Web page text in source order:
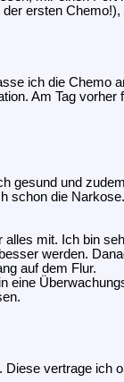
ersten
ich die
Am Tag
gesund und
die
mit. Ich bin
werden.
auf dem Flur.
eine
vertrage ich